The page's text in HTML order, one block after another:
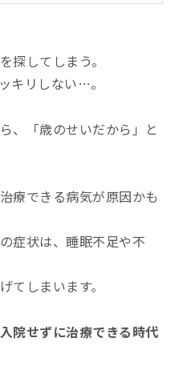
探してしまう。
キリしない…。
、「歳のせいだから」と
療できる病気が原因かも
症状は、睡眠不足や不
てしまいます。
入院せずに治療できる時代